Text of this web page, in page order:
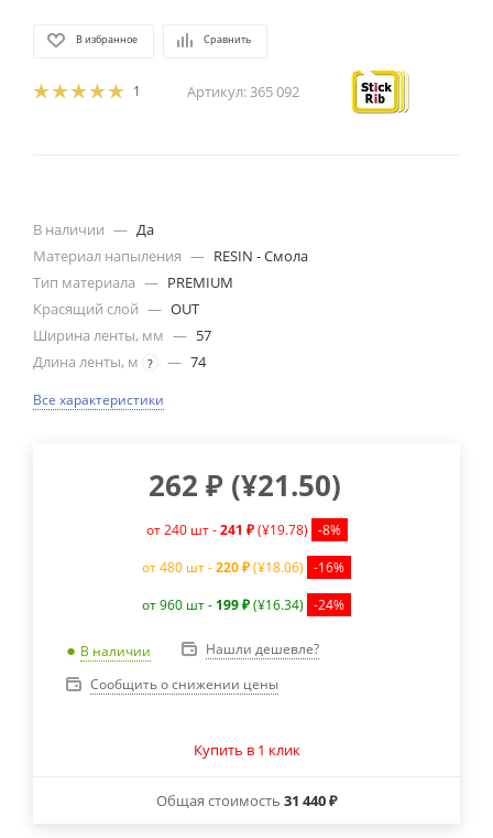
В избранное Сравнить
1 Артикул:365 092
В наличии — Да
Материал напыления — RESIN - Смола
Тип материала — PREMIUM
Красящий слой — OUT
Ширина ленты, мм — 57
Длина ленты, м ? — 74
Все характеристики
262 ₽ (¥21.50)
от 240 шт -241 ₽ (¥19.78) -8%
от 480 шт -220 ₽(¥18.06) -16%
от 960 шт - 199 ₽(¥16.34) -24%
В наличии
Нашли дешевле?
Сообщить о снижении цены
Купить в 1 клик
Общая стоимость 31 440 ₽